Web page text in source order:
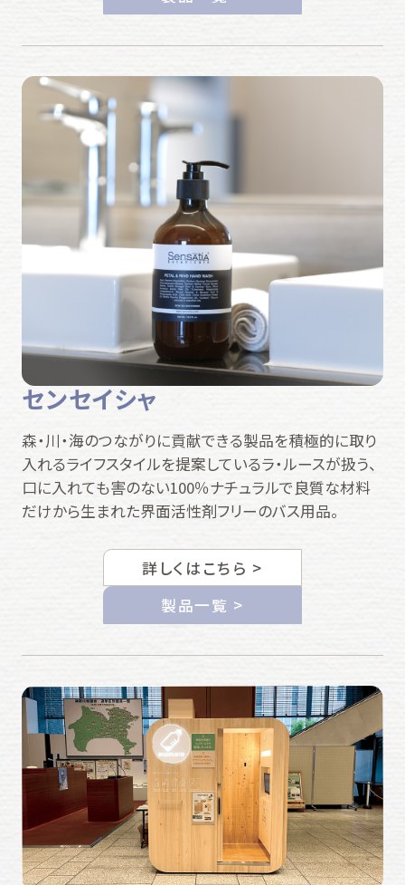
センセイシャ
森・川・海のつながりに貢献できる製品を積極的に取り
入れるライフスタイルを提案しているラ・ルースが扱う、
口に入れても害のない100％ナチュラルで良質な材料
だけから生まれた界面活性剤フリーのバス用品。
詳しくはこちら >
製品一覧 >